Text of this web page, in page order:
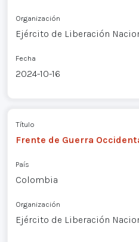
Organización
Ejército de Liberación
Fecha
2024-10-16
Título
Frente de Guerra
País
Colombia
Organización
Ejército de Liberación